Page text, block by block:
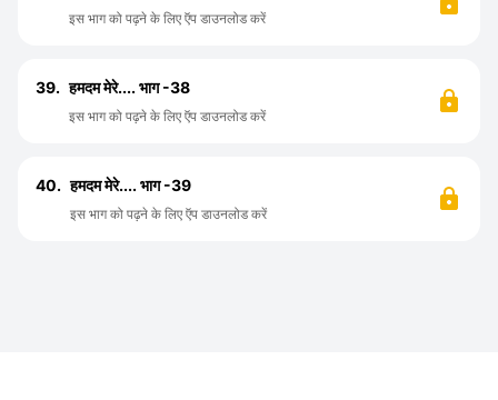
इस भाग को पढ़ने के लिए ऍप डाउनलोड करें
39. हमदम मेरे.... भाग -38
इस भाग को पढ़ने के लिए ऍप डाउनलोड करें
40. हमदम मेरे.... भाग -39
इस भाग को पढ़ने के लिए ऍप डाउनलोड करें